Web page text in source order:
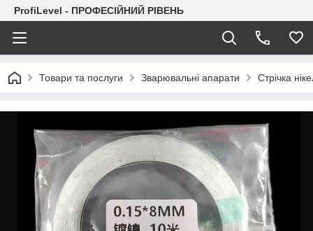
ProfiLevel - ПРОФЕСІЙНИЙ РІВЕНЬ
Товари та послуги Зварювальні апарати Стрічка